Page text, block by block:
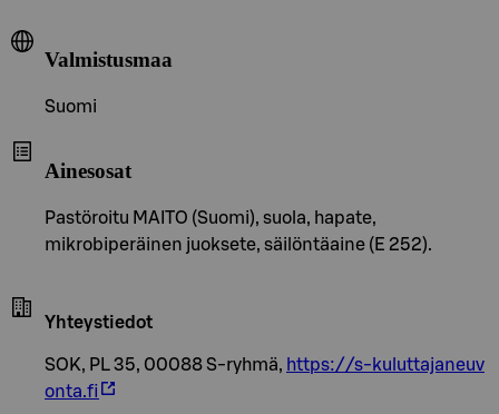
Valmistusmaa
Suomi
Ainesosat
Pastöroitu MAITO (Suomi), suola, hapate,
mikrobiperäinen juoksete, säilöntäaine (E 252).
Yhteystiedot
SOK, PL 35, 00088 S-ryhmä, https://s-kuluttajaneuv
onta.fi